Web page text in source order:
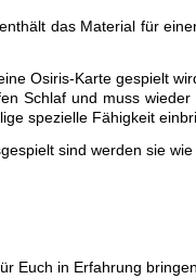
das Material für
Osiris-Karte gespielt
Schlaf und muss
spezielle Fähigkeit
sind werden sie
Euch in Erfahrung